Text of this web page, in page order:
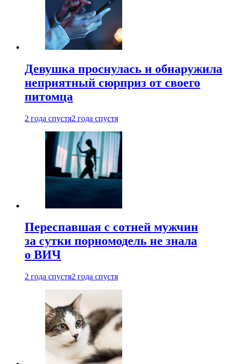
Девушка проснулась и обнаружила
неприятный сюрприз от своего
питомца
2 года спустя2 года спустя
Переспавшая с сотней мужчин
за сутки порномодель не знала
о ВИЧ
2 года спустя2 года спустя